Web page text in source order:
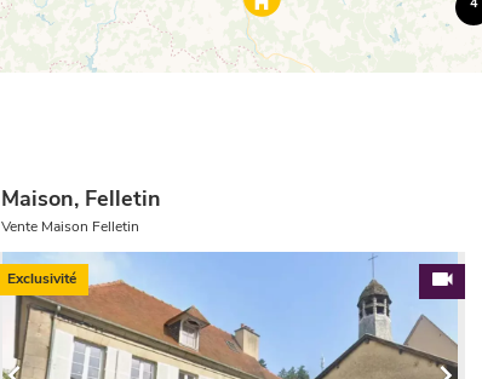
4
Maison, Felletin
Vente Maison Felletin
Exclusivité